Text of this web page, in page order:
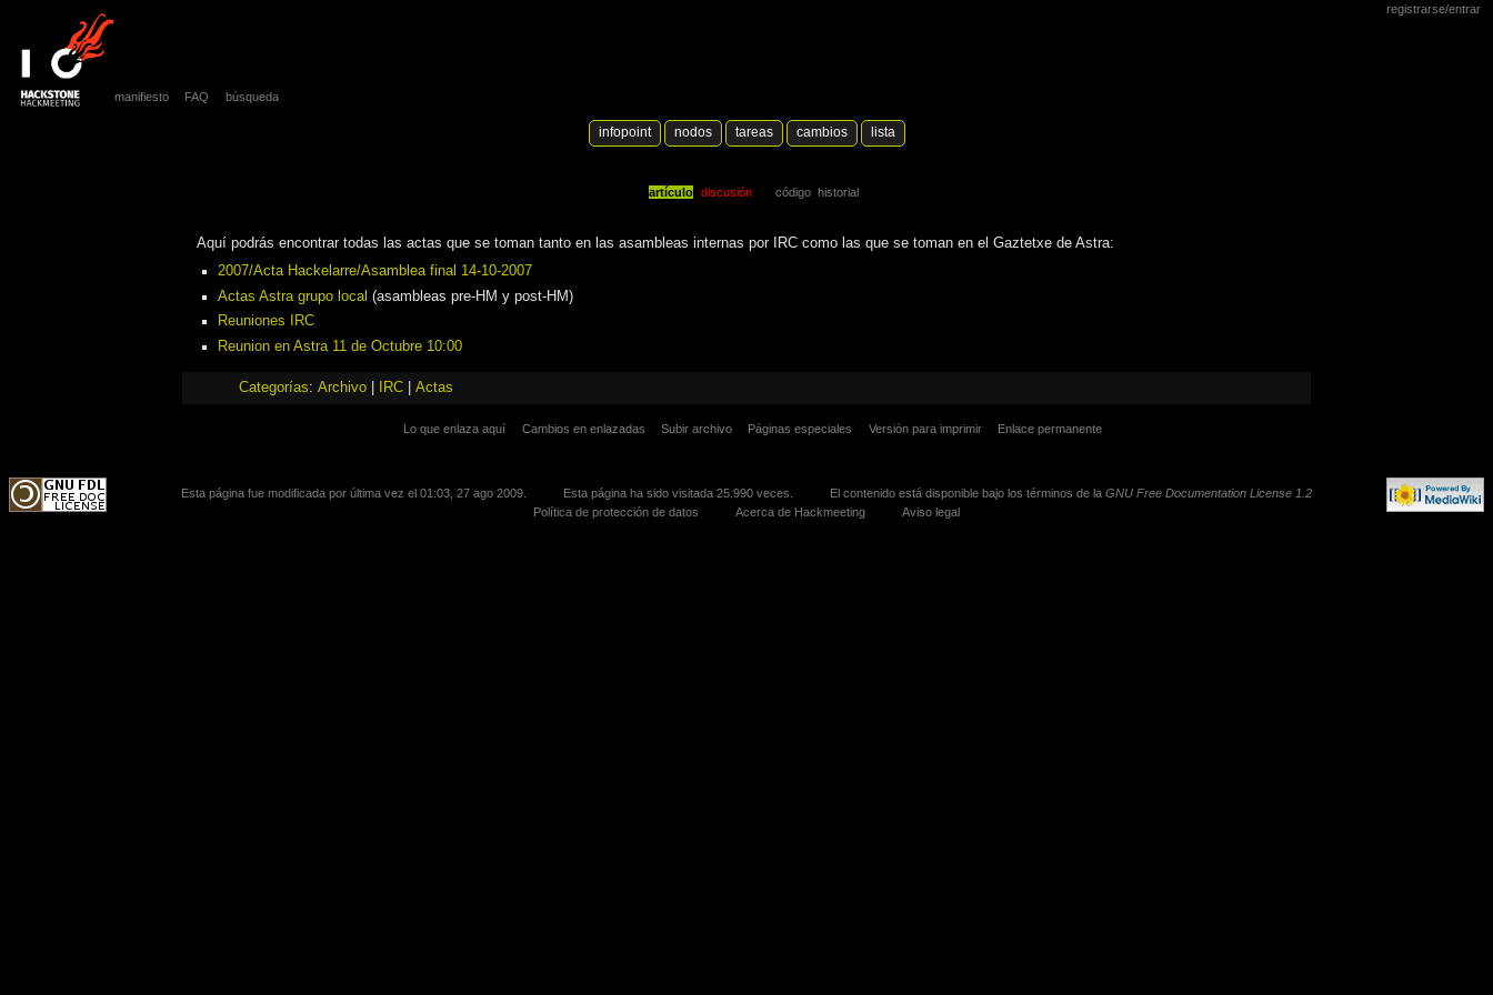
Aquí podrás encontrar todas las actas que se toman tanto en las asambleas internas por IRC como las que se toman en el Gaztetxe de Astra:
2007/Acta Hackelarre/Asamblea final 14-10-2007
Actas Astra grupo local (asambleas pre-HM y post-HM)
Reuniones IRC
Reunion en Astra 11 de Octubre 10:00
Categorías: Archivo| IRC| Actas
artículo discusión código historial
registrarse/entrar
manifiesto FAQ búsqueda
infopoint nodos tareas cambios lista
Lo que enlaza aquí Cambios en enlazadas Subir archivo Páginas especiales Versión para imprimir Enlace permanente
Esta página fue modificada por última vez el 01:03, 27 ago 2009. Esta página ha sido visitada 25.990 veces. El contenido está disponible bajo los términos de la GNU Free Documentation License 1.2
Política de protección de datos
Acerca de Hackmeeting Aviso legal